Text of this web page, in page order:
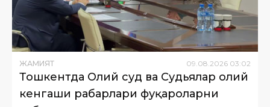
ЖАМИЯТ 09 08 2026 03:02
Тошкентда Олий суд ва Судьялар олий
кенгаши раҳбарлари фуқароларни